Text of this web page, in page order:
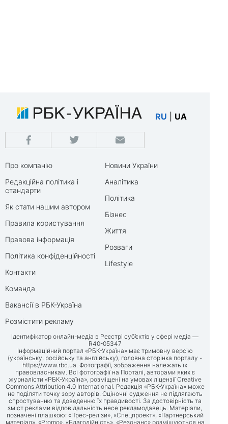
RU UA
Про компанію
Редакційна політика і
стандарти
Як стати нашим автором
Правила користування
Правова інформація
Політика конфіденційності
Контакти
Команда
Вакансії в РБК-Україна
Розмістити рекламу
Новини України
Аналітика
Політика
Бізнес
Життя
Розваги
Lifestyle
Ідентифікатор онлайн-медіа в Реєстрі суб’єктів у сфері медіа —
R40-05347
Інформаційний портал «РБК-Україна» має тримовну версію
(українську, російську та англійську), головна сторінка порталу -
https://www.rbc.ua. Фотографії, зображення належать їх
правовласникам. Всі фотографії на Порталі, авторами яких є
журналісти «РБК-Україна», розміщені на умовах ліцензії Creative
Commons Attribution 4.0 International. Редакція «РБК-Україна» може
не поділяти точку зору авторів. Оціночні судження не підлягають
спростуванню та доведенню їх правдивості. За достовірність та
зміст реклами відповідальність несе рекламодавець. Матеріали,
позначені плашкою: «Прес-релізи», «Спецпроект», «Партнерський
матеріал», «Promo», «Благодійність», «Резонанс» розміщуються на